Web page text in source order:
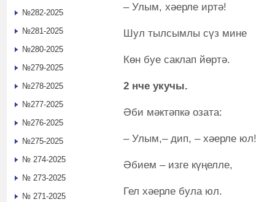
– Улым, хәерле иртә!
Шул тылсымлы сүз мине
Көн буе саклап йөртә.
2 нче укучы.
Әби мәктәпкә озата:
– Улым,– дип, – хәерле юл!
Әбием – изге күңелле,
Гел хәерле була юл.
№282-2025
№281-2025
№280-2025
№279-2025
№278-2025
№277-2025
№276-2025
№275-2025
№ 274-2025
№ 273-2025
№ 271-2025